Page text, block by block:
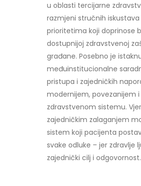
u oblasti tercijarne
razmjeni stručnih
prioritetima koji doprinose
dostupnijoj zdravstvenoj
građane. Posebno je
međuinstitucionalne
pristupa i zajedničkih
modernijem, povezanijem
zdravstvenom sistemu.
zajedničkim zalaganjem
sistem koji pacijenta
svake odluke – jer zdravlje
zajednički cilj i odgovornost.